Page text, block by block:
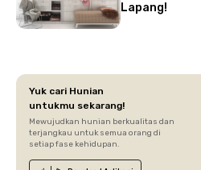
Lapang!
Yuk cari Hunian
untukmu sekarang!
Mewujudkan hunian berkualitas dan
terjangkau untuk semua orang di
setiap fase kehidupan.